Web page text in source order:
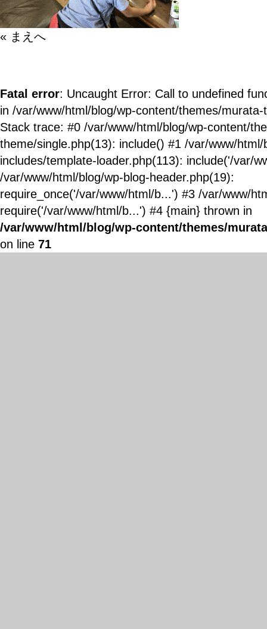
« まえへ
Fatal error: Uncaught Error: Call to undefined
in /var/www/html/blog/wp-content/themes/
Stack trace: #0 /var/www/html/blog/wp-content/
theme/single.php(13): include() #1 /var/www/html/
includes/template-loader.php(113): include('/var/
/var/www/html/blog/wp-blog-header.php(19):
require_once('/var/www/html/b...') #3 /var/www/
require('/var/www/html/b...') #4 {main} thrown in
/var/www/html/blog/wp-content/themes/
on line 71